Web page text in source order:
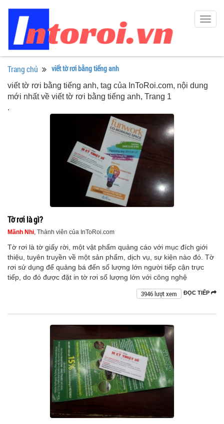
Trang chủ viết tờ rơi bằng tiếng anh
viết tờ rơi bằng tiếng anh, tag của InToRoi.com, nội dung
mới nhất về viết tờ rơi bằng tiếng anh, Trang 1
.
Tờ rơi là gì?
Mãnh Nhi , Thành viên của InToRoi.com
Tờ rơi là tờ giấy rời, một vật phẩm quảng cáo với mục đích giới
thiệu, tuyên truyền về một sản phẩm, dịch vụ, sự kiện nào đó. Tờ
rơi sử dụng để quảng bá đến số lượng lớn người tiếp cận trực
tiếp, do đó được đặt in tờ rơi số lượng lớn với công nghệ
ĐỌC TIẾP
3946 lượt xem